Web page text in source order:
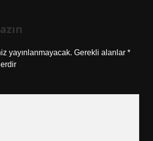
yayınlanmayacak. Gerekli alanlar *